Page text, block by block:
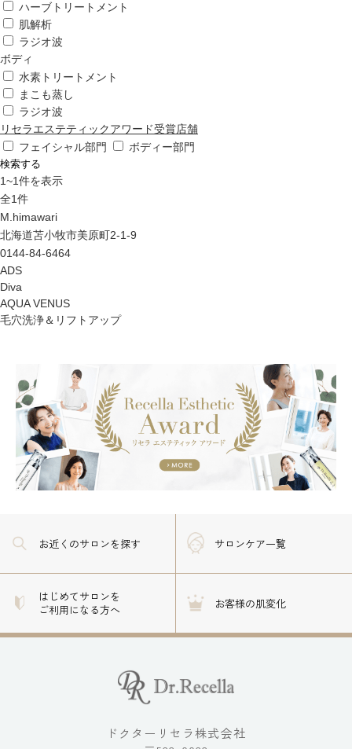
ハーブトリートメント
肌解析
ラジオ波
ボディ
水素トリートメント
まこも蒸し
ラジオ波
リセラエステティックアワード受賞店舗
フェイシャル部門
ボディー部門
検索する
1~1件を表示
全1件
M.himawari
北海道苫小牧市美原町2-1-9
0144-84-6464
ADS
Diva
AQUA VENUS
毛穴洗浄＆リフトアップ
お近くのサロンを探す サロンケア一覧
はじめてサロンを
ご利用になる方へ
お客様の肌変化
ドクターリセラ株式会社